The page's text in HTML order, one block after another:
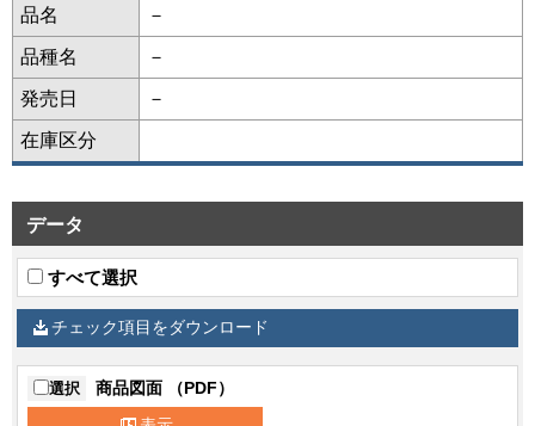
品名 －
品種名 －
発売日 －
在庫区分
データ
すべて選択
チェック項目をダウンロード
選択 商品図面 （PDF）